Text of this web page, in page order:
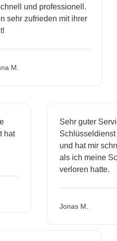
und professionell.
zufrieden mit ihrer
M.
hat
Sehr guter
und hat mir
als ich meine
verloren hatte.
Jonas M.